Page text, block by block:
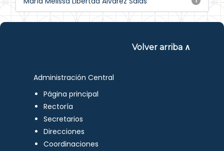
Volver arriba ∧
Administración Central
Página principal
Rectoría
Secretarios
Direcciones
Coordinaciones